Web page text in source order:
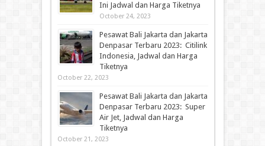
Ini Jadwal dan Harga Tiketnya
October 24, 2023
Pesawat Bali Jakarta dan Jakarta
Denpasar Terbaru 2023: Citilink
Indonesia, Jadwal dan Harga
Tiketnya
October 22, 2023
Pesawat Bali Jakarta dan Jakarta
Denpasar Terbaru 2023: Super
Air Jet, Jadwal dan Harga
Tiketnya
October 21, 2023